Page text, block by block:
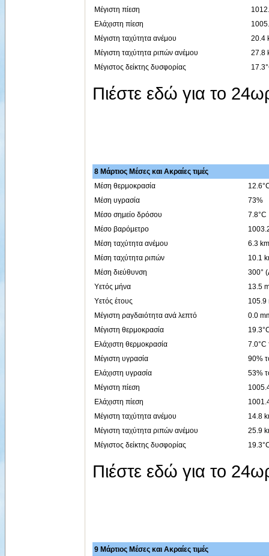
Μέγιστη πίεση
Ελάχιστη πίεση
Μέγιστη ταχύτητα ανέμου
20.4
Μέγιστη ταχύτητα ριπών ανέμου
27.8
Μέγιστος δείκτης δυσφορίας
Πιέστε εδώ για το
8 Μάρτιος Μέσες και Ακραίες τιμές
Μέση θερμοκρασία
Μέση υγρασία
73%
Μέσο σημείο δρόσου
7.8°C
Μέσο βαρόμετρο
Μέση ταχύτητα ανέμου
6.3
Μέση ταχύτητα ριπών
10.1
Μέση διεύθυνση
300°
Υετός μήνα
13.5
Υετός έτους
105.9
Μέγιστη ραγδαιότητα ανά λεπτό
0.0
Μέγιστη θερμοκρασία
Ελάχιστη θερμοκρασία
7.0°C
Μέγιστη υγρασία
90%
Ελάχιστη υγρασία
53%
Μέγιστη πίεση
Ελάχιστη πίεση
Μέγιστη ταχύτητα ανέμου
14.8
Μέγιστη ταχύτητα ριπών ανέμου
25.9
Μέγιστος δείκτης δυσφορίας
Πιέστε εδώ για το
9 Μάρτιος Μέσες και Ακραίες τιμές